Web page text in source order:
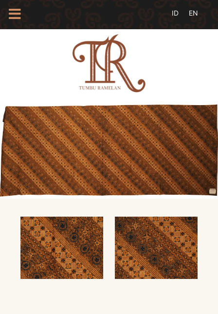
PROFIL
INSAN
BATIK
KAMUS
BATIK
KATALOG
BATIK
TANYA
LINKS